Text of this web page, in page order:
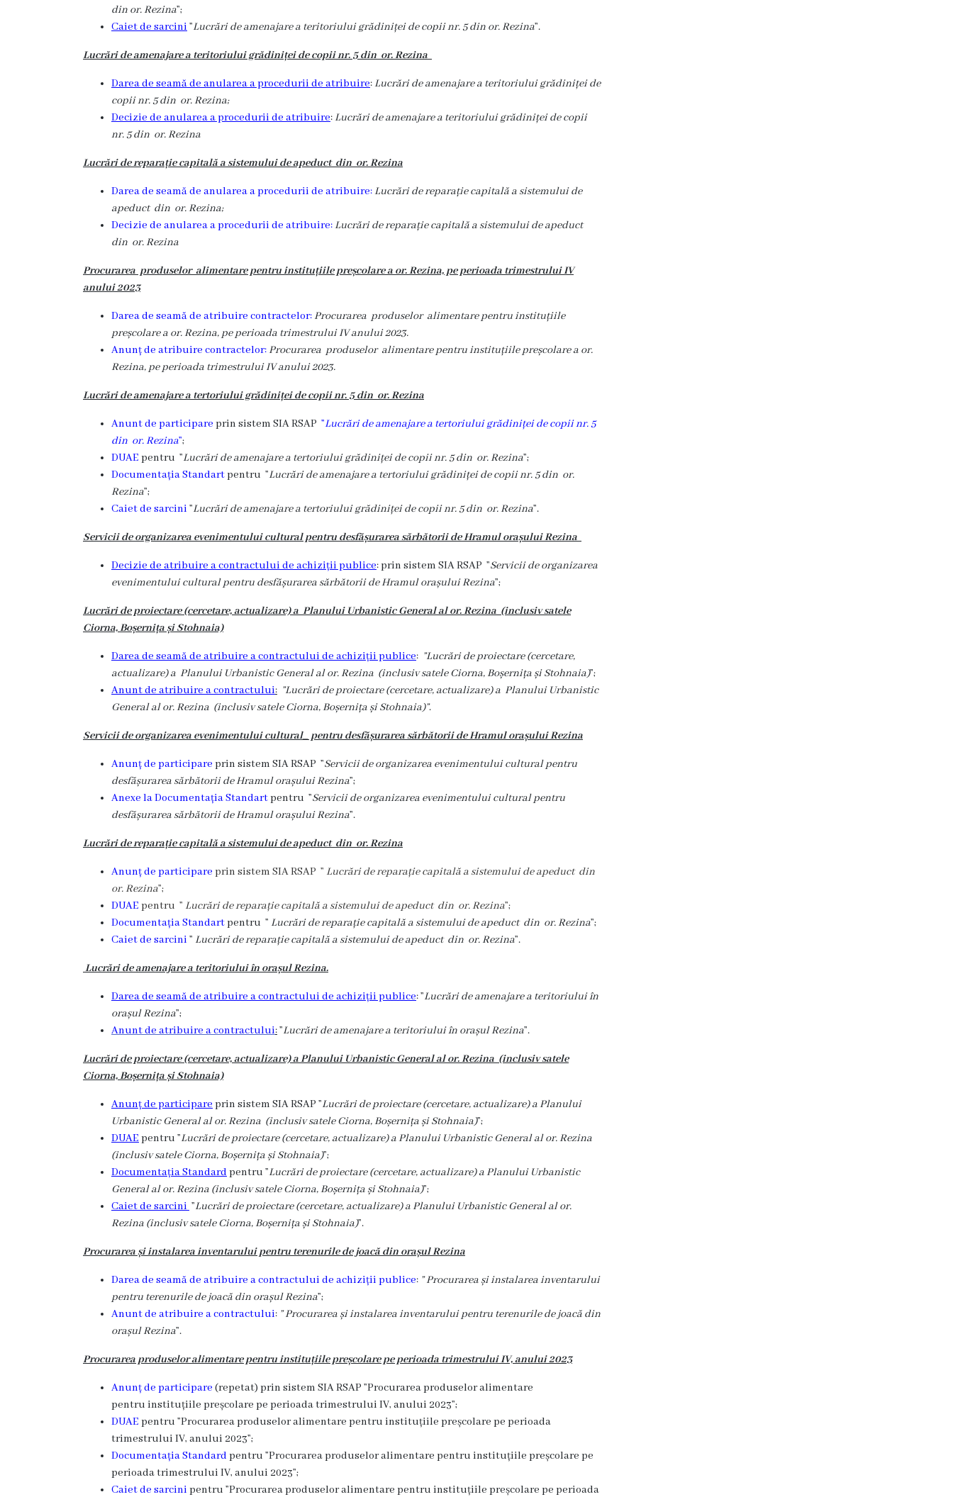
Grădinița
Grădinița
,,Cocoșelul
,,Servicii
Comunal
Locative”
or.Rezina.
comercială
orașului
Componența
specialitate
consiliului
consiliului
Regulamentul
consiliului
orășenesc
Transparență
Rapoarte
din or. Rezina”;
Caiet de sarcini ”Lucrări de amenajare a teritoriului grădiniței de copii nr. 5 din or. Rezina”.
Lucrări de amenajare a teritoriului grădiniței de copii nr. 5 din or. Rezina
Darea de seamă de anularea a procedurii de atribuire:Lucrări de amenajare a teritoriului grădiniței de
copii nr. 5 din or. Rezina;
Decizie de anularea a procedurii de atribuire:Lucrări de amenajare a teritoriului grădiniței de copii
nr. 5 din or. Rezina
Lucrări de reparație capitală a sistemului de apeduct din or. Rezina
Darea de seamă de anularea a procedurii de atribuire:Lucrări de reparație capitală a sistemului de
apeduct din or. Rezina;
Decizie de anularea a procedurii de atribuire:Lucrări de reparație capitală a sistemului de apeduct
din or. Rezina
Procurarea produselor alimentare pentru instituțiile preșcolare a or. Rezina, pe perioada trimestrului IV
anului 2023
Darea de seamă de atribuire contractelor:Procurarea produselor alimentare pentru instituțiile
preșcolare a or. Rezina, pe perioada trimestrului IV anului 2023.
Anunț de atribuire contractelor:Procurarea produselor alimentare pentru instituțiile preșcolare a or.
Rezina, pe perioada trimestrului IV anului 2023.
Lucrări de amenajare a tertoriului grădiniței de copii nr. 5 din or. Rezina
Anunt de participare prin sistem SIA RSAP ”Lucrări de amenajare a tertoriului grădiniței de copii nr. 5
din or. Rezina”;
DUAE pentru ”Lucrări de amenajare a tertoriului grădiniței de copii nr. 5 din or. Rezina”;
Documentația Standartpentru ”Lucrări de amenajare a tertoriului grădiniței de copii nr. 5 din or.
Rezina”;
Caiet de sarcini ”Lucrări de amenajare a tertoriului grădiniței de copii nr. 5 din or. Rezina”.
Servicii de organizarea evenimentului cultural pentru desfășurarea sărbătorii de Hramul orașului Rezina
Decizie de atribuire a contractului de achiziții publice: prin sistem SIA RSAP ”Servicii de organizarea
evenimentului cultural pentru desfășurarea sărbătorii de Hramul orașului Rezina”;
Lucrări de proiectare (cercetare, actualizare) a Planului Urbanistic General al or. Rezina (inclusiv satele
Ciorna, Boșernița și Stohnaia)
Darea de seamă de atribuire a contractului de achiziții publice: ”Lucrări de proiectare (cercetare,
actualizare) a Planului Urbanistic General al or. Rezina (inclusiv satele Ciorna, Boșernița și Stohnaia)”;
Anunt de atribuire a contractului: ”Lucrări de proiectare (cercetare, actualizare) a Planului Urbanistic
General al or. Rezina (inclusiv satele Ciorna, Boșernița și Stohnaia)”.
Servicii de organizarea evenimentului cultural_ pentru desfășurarea sărbătorii de Hramul orașului Rezina
Anunț de participare prin sistem SIA RSAP ”Servicii de organizarea evenimentului cultural pentru
desfășurarea sărbătorii de Hramul orașului Rezina”;
Anexe la Documentația Standartpentru ”Servicii de organizarea evenimentului cultural pentru
desfășurarea sărbătorii de Hramul orașului Rezina”.
Lucrări de reparație capitală a sistemului de apeduct din or. Rezina
Anunț de participare prin sistem SIA RSAP ” Lucrări de reparație capitală a sistemului de apeduct din
or. Rezina”;
DUAE pentru ” Lucrări de reparație capitală a sistemului de apeduct din or. Rezina”;
Documentația Standartpentru ” Lucrări de reparație capitală a sistemului de apeduct din or. Rezina”;
Caiet de sarcini ” Lucrări de reparație capitală a sistemului de apeduct din or. Rezina”.
Lucrări de amenajare a teritoriului în orașul Rezina.
Darea de seamă de atribuire a contractului de achiziții publice: ”Lucrări de amenajare a teritoriului în
orașul Rezina”;
Anunt de atribuire a contractului:”Lucrări de amenajare a teritoriului în orașul Rezina”.
Lucrări de proiectare (cercetare, actualizare) a Planului Urbanistic General al or. Rezina (inclusiv satele
Ciorna, Boșernița și Stohnaia)
Anunț de participare prin sistem SIA RSAP ”Lucrări de proiectare (cercetare, actualizare) a Planului
Urbanistic General al or. Rezina (inclusiv satele Ciorna, Boșernița și Stohnaia)”;
DUAE pentru ”Lucrări de proiectare (cercetare, actualizare) a Planului Urbanistic General al or. Rezina
(inclusiv satele Ciorna, Boșernița și Stohnaia)”;
Documentația Standard pentru ”Lucrări de proiectare (cercetare, actualizare) a Planului Urbanistic
General al or. Rezina (inclusiv satele Ciorna, Boșernița și Stohnaia)”;
Caiet de sarcini ”Lucrări de proiectare (cercetare, actualizare) a Planului Urbanistic General al or.
Rezina (inclusiv satele Ciorna, Boșernița și Stohnaia)”.
Procurarea și instalarea inventarului pentru terenurile de joacă din orașul Rezina
Darea de seamă de atribuire a contractului de achiziții publice: ”Procurarea și instalarea inventarului
pentru terenurile de joacă din orașul Rezina”;
Anunt de atribuire a contractului: ”Procurarea și instalarea inventarului pentru terenurile de joacă din
orașul Rezina”.
Procurarea produselor alimentare pentruinstituțiile preșcolare pe perioada trimestrului IV, anului 2023
Anunț de participare (repetat) prin sistem SIA RSAP ”Procurarea produselor alimentare
pentru instituțiile preșcolare pe perioada trimestrului IV, anului 2023”;
DUAE pentru ”Procurarea produselor alimentare pentru instituțiile preșcolare pe perioada
trimestrului IV, anului 2023”;
Documentația Standard pentru ”Procurarea produselor alimentare pentru instituțiile preșcolare pe
perioada trimestrului IV, anului 2023”;
Caiet de sarcini pentru ”Procurarea produselor alimentare pentru instituțiile preșcolare pe perioada